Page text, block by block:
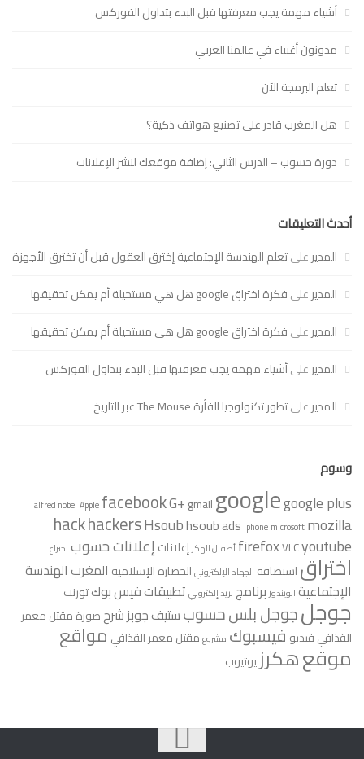
أشياء مهمة يجب معرفتها قبل البدء بتداول الفوركس
مدونون أغبياء في عالمنا العربي
تعلم البرمجة الآن
هل المغرب قادر على تصنيع هواتف ذكية؟
دورة حسوب – الدرس الثاني: إضافة موقعك لنشر الإعلانات
أحدث التعليقات
المديرعلىتعلم الهندسة الإجتماعية إخترق العقول قبل أن تخترق الأجهزة
المديرعلىفكرة اختراق google هل هي مستحيلة أم يمكن تحقيقها
المديرعلىفكرة اختراق google هل هي مستحيلة أم يمكن تحقيقها
المديرعلىأشياء مهمة يجب معرفتها قبل البدء بتداول الفوركس
المديرعلىتطور تكنولوجيا الفأرة The Mouse عبر التاريخ
وسوم
alfred nobel ApplefacebookG+gmailgooglegoogle plus
hackhackersHsoubhsoub adsiphone microsoft mozilla
firefoxVLCyoutube أطفال الهكرإعلاناتإعلانات حسوباختراع اختراقاستضافة الجهاد الإلكتروني الحضارة الإسلاميةالمغربالهندسة
الإجتماعيةالويندوزبرنامجبريد إلكتروني تطبيقات فيس بوكتورنت جوجل جوجل بلسحسوبستيف جوبزشرحصورة مقتل معمر
القذافيفيديوفيسبوك مشروعمقتل معمر القذافيمواقع
موقعهكرزيوتيوب